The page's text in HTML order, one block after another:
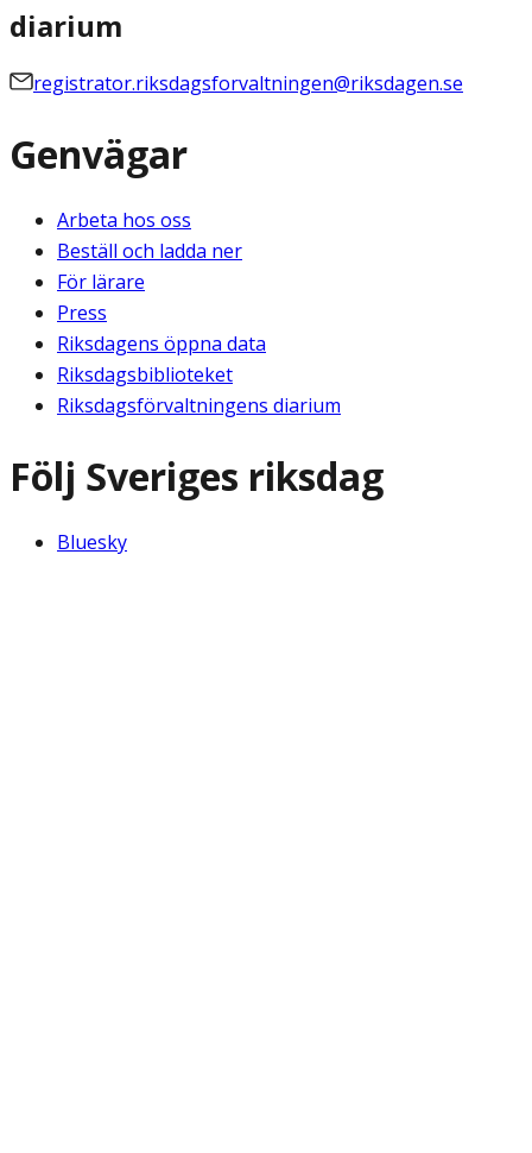
diarium
registrator.riksdagsforvaltningen@riksdagen.se
Genvägar
Arbeta hos oss
Beställ och ladda ner
För lärare
Press
Riksdagens öppna data
Riksdagsbiblioteket
Riksdagsförvaltningens diarium
Följ Sveriges riksdag
Bluesky